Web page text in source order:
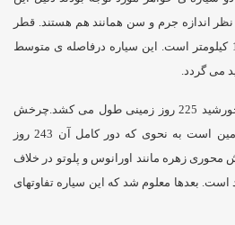
اندازه جرم و سن همانند هم هستند. قطر
زهره در استوای آن برابر 12000 کیلومتر است. این سیاره درفاصله ی متوسط
یک گردش کامل زهره به دو ر خورشید 225 روز زمینی طول می کشد.چرخش
محوری سیاره بسیار کندتر از زمین است به نحوی که دور کامل آن 243 روز
زهره مانند اورانوس و پلوتو در خلاف
بعدها معلوم شد که این سیاره تفاوتهای